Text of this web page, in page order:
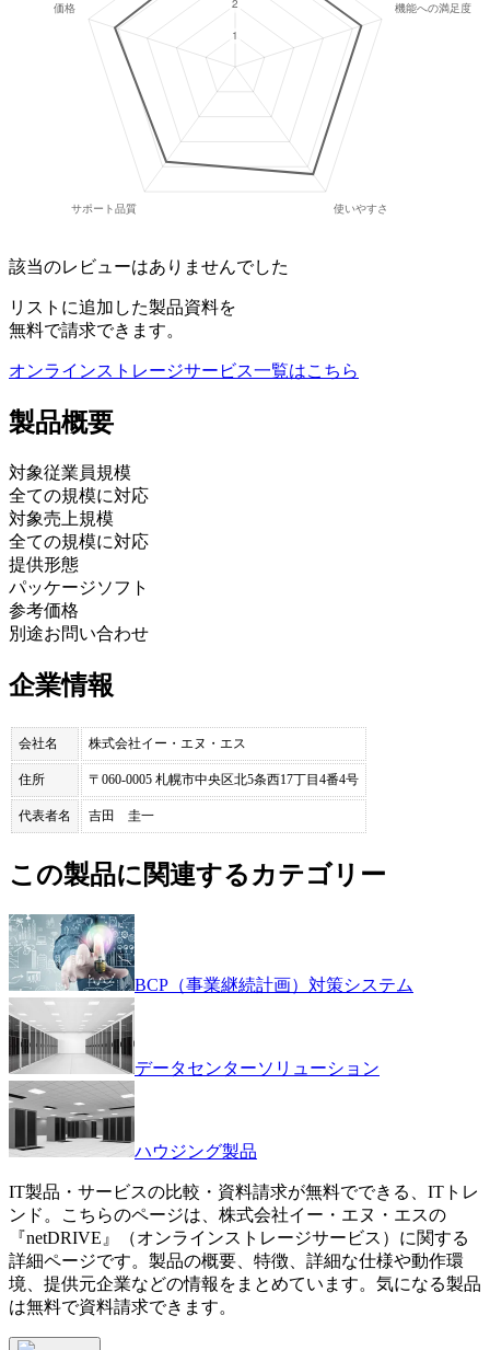
該当のレビューはありませんでした
リストに追加した製品資料を
無料で請求できます。
オンラインストレージサービス一覧はこちら
製品概要
対象従業員規模
全ての規模に対応
対象売上規模
全ての規模に対応
提供形態
パッケージソフト
参考価格
別途お問い合わせ
企業情報
会社名 株式会社イー・エヌ・エス
住所 〒060-0005 札幌市中央区北5条西17丁目4番4号
代表者名 吉田 圭一
この製品に関連するカテゴリー
BCP（事業継続計画）対策システム
データセンターソリューション
ハウジング製品
IT製品・サービスの比較・資料請求が無料でできる、ITトレ
ンド。こちらのページは、 株式会社イー・エヌ・エスの
『netDRIVE 』（オンラインストレージサービス ）に関する
詳細ページです。製品の概要、特徴、詳細な仕様や動作環
境、提供元企業などの情報をまとめています。気になる製品
は無料で資料請求できます。